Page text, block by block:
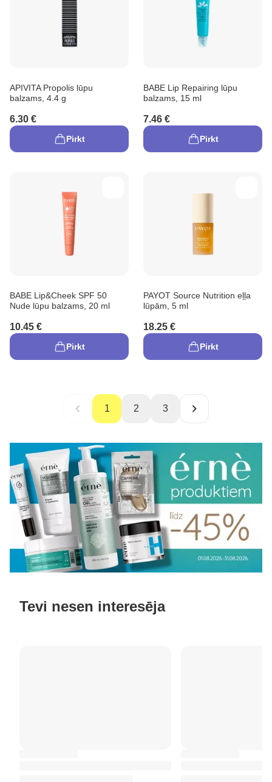
APIVITA Propolis lūpu
balzams, 4.4 g
6.30 €
Pirkt
BABE Lip Repairing lūpu
balzams, 15 ml
7.46 €
Pirkt
BABE Lip&Cheek SPF 50
Nude lūpu balzams, 20 ml
10.45 €
Pirkt
PAYOT Source Nutrition eļļa
lūpām, 5 ml
18.25 €
Pirkt
1 2 3
Tevi nesen interesēja